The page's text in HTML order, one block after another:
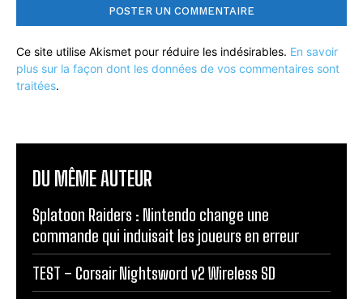
Ce site utilise Akismet pour réduire les indésirables. En savoir
plus sur la façon dont les données de vos commentaires sont
traitées.
DU MÊME AUTEUR
Splatoon Raiders : Nintendo change une
commande qui induisait les joueurs en erreur
TEST – Corsair Nightsword v2 Wireless SD